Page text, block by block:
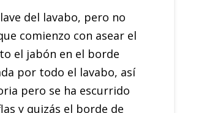
del lavabo, pero no
comienzo con asear el
el jabón en el borde
por todo el lavabo, así
pero se ha escurrido
y quizás el borde de